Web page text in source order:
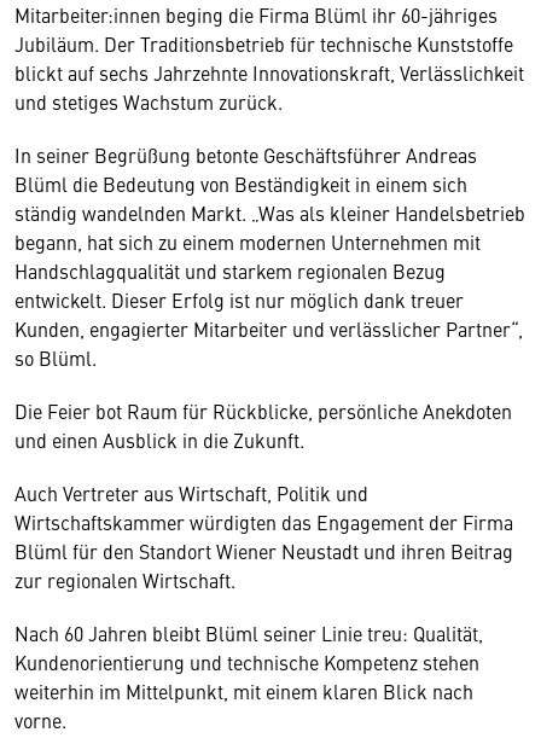
Mitarbeiter:innen beging die Firma Blüml ihr 60-jähriges
Jubiläum. Der Traditionsbetrieb für technische Kunststoffe
blickt auf sechs Jahrzehnte Innovationskraft, Verlässlichkeit
und stetiges Wachstum zurück.
In seiner Begrüßung betonte Geschäftsführer Andreas
Blüml die Bedeutung von Beständigkeit in einem sich
ständig wandelnden Markt. „Was als kleiner Handelsbetrieb
begann, hat sich zu einem modernen Unternehmen mit
Handschlagqualität und starkem regionalen Bezug
entwickelt. Dieser Erfolg ist nur möglich dank treuer
Kunden, engagierter Mitarbeiter und verlässlicher Partner“,
so Blüml.
Die Feier bot Raum für Rückblicke, persönliche Anekdoten
und einen Ausblick in die Zukunft.
Auch Vertreter aus Wirtschaft, Politik und
Wirtschaftskammer würdigten das Engagement der Firma
Blüml für den Standort Wiener Neustadt und ihren Beitrag
zur regionalen Wirtschaft.
Nach 60 Jahren bleibt Blüml seiner Linie treu: Qualität,
Kundenorientierung und technische Kompetenz stehen
weiterhin im Mittelpunkt, mit einem klaren Blick nach
vorne.